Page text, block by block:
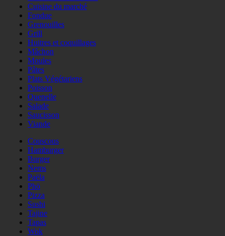
Cuisine du marché
Fondue
Grenouilles
Grill
Huitres et coquillages
Mâchon
Moules
Pâtes
Plats Végétariens
Poisson
Quenelle
Salade
Saucisson
Viande
Couscous
Hamburger
Burger
Nems
Paëla
Phö
Pizza
Sushi
Tajine
Tapas
Wok